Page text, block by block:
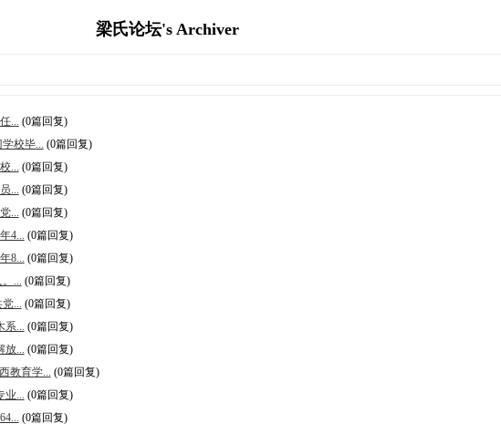
梁氏论坛's Archiver
... (0篇回复)
校毕... (0篇回复)
... (0篇回复)
... (0篇回复)
... (0篇回复)
4... (0篇回复)
8... (0篇回复)
... (0篇回复)
... (0篇回复)
系... (0篇回复)
放... (0篇回复)
教育学... (0篇回复)
业... (0篇回复)
(0篇回复)